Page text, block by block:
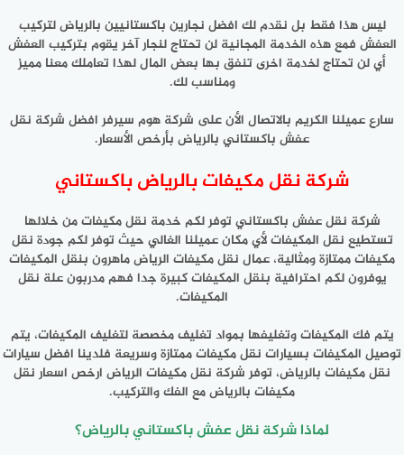
ليس هذا فقط بل نقدم لك افضل نجارين باكستانيين بالرياض لتركيب
العفش فمع هذه الخدمة المجانية لن تحتاج لنجار آخر يقوم بتركيب العفش
أي لن تحتاج لخدمة اخرى تنفق بها بعض المال لهذا تعاملك معنا مميز
ومناسب لك.
سارع عميلنا الكريم بالاتصال الأن على شركة هوم سيرفر افضل شركة نقل
عفش باكستاني بالرياض بأرخص الأسعار.
شركة نقل مكيفات بالرياض باكستاني
شركة نقل عفش باكستاني توفر لكم خدمة نقل مكيفات من خلالها
تستطيع نقل المكيفات لأي مكان عميلنا الغالي حيث توفر لكم جودة نقل
مكيفات ممتازة ومثالية، عمال نقل مكيفات الرياض ماهرون بنقل المكيفات
يوفرون لكم احترافية بنقل المكيفات كبيرة جدا فهم مدربون علة نقل
المكيفات.
يتم فك المكيفات وتغليفها بمواد تغليف مخصصة لتغليف المكيفات، يتم
توصيل المكيفات بسيارات نقل مكيفات ممتازة وسريعة فلدينا افضل سيارات
نقل مكيفات بالرياض، توفر شركة نقل مكيفات الرياض ارخص اسعار نقل
مكيفات بالرياض مع الفك والتركيب.
لماذا شركة نقل عفش باكستاني بالرياض؟